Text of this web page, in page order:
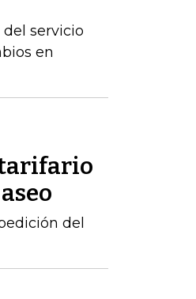
servicio
en
del